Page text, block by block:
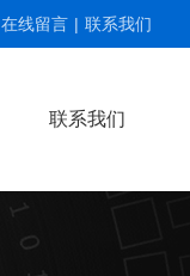
在线留言 | 联系我们
联系我们